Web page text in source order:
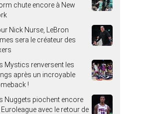
chute encore à New
Nick Nurse, LeBron
sera le créateur des
Mystics renversent les
après un incroyable
!
Nuggets piochent encore
Euroleague avec le retour de